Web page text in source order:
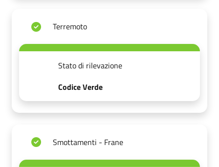
Terremoto
Stato di rilevazione
Codice Verde
Smottamenti - Frane